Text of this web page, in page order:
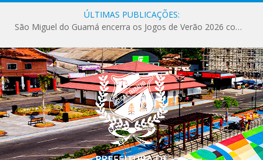
ÚLTIMAS PUBLICAÇÕES:
São Miguel do Guamá encerra os Jogos de Verão 2026 com sucesso de público e competições.